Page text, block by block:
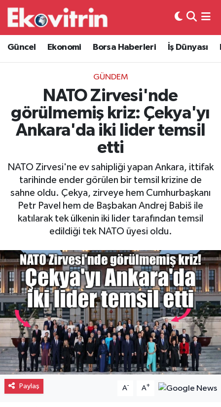
Güncel Ekonomi Borsa Haberleri İş Dünyası
GÜNDEM
NATO Zirvesi'nde
görülmemiş kriz: Çekya'yı
Ankara'da iki lider temsil
etti
NATO Zirvesi'ne ev sahipliği yapan Ankara, ittifak
tarihinde ender görülen bir temsil krizine de
sahne oldu. Çekya, zirveye hem Cumhurbaşkanı
Petr Pavel hem de Başbakan Andrej Babiš ile
katılarak tek ülkenin iki lider tarafından temsil
edildiği tek NATO üyesi oldu.
Paylaş A- A+
Güncel
Ekonomi
Borsa Haberleri
İş Dünyası
Lojistik
Otovitrin
Asayiş
Magazin
Gayrimenkul
Spor
Eğitim
Hava Durumu
Trafik Durumu
Süper Lig Puan Durumu ve Fikstür
Tüm Manşetler
Son Dakika Haberleri
Haber Arşivi